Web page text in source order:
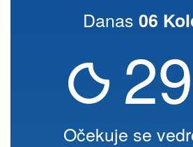
Danas 06
29
Očekuje se